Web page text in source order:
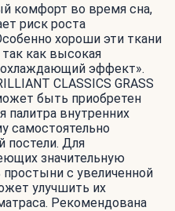
комфорт во время сна,
риск роста
хороши эти ткани
как высокая
эффект».
CLASSICS GRASS
быть приобретен
палитра внутренних
самостоятельно
постели. Для
значительную
с увеличенной
улучшить их
Рекомендована